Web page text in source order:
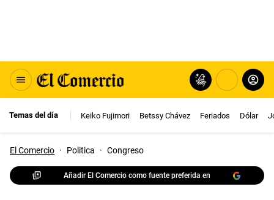
Temas del día Keiko Fujimori Betssy Chávez Feriados Dólar
El Comercio · Politica · Congreso
Añadir El Comercio como fuente preferida en